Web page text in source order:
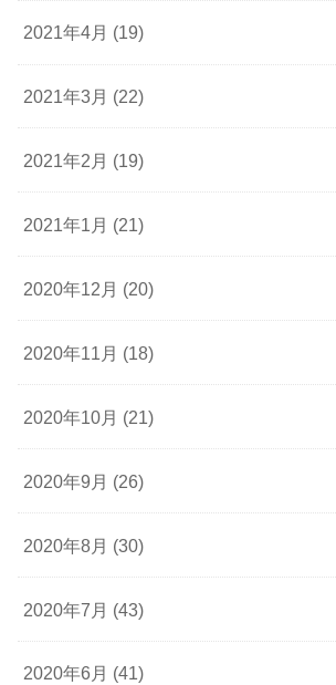
2021年4月 (19)
2021年3月 (22)
2021年2月 (19)
2021年1月 (21)
2020年12月 (20)
2020年11月 (18)
2020年10月 (21)
2020年9月 (26)
2020年8月 (30)
2020年7月 (43)
2020年6月 (41)